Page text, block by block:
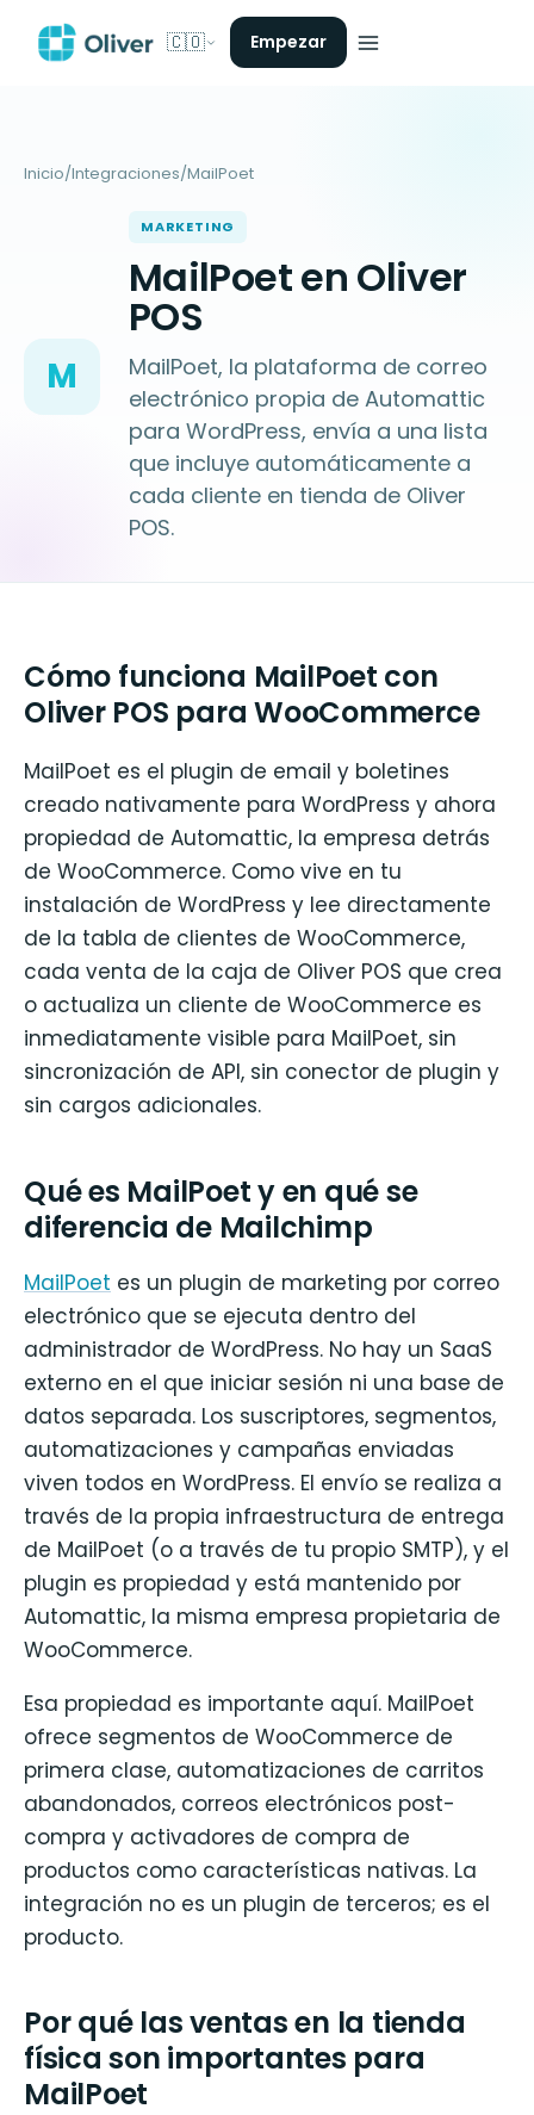
🇨🇴 Empezar
Inicio/Integraciones/MailPoet
M
MARKETING
MailPoet en Oliver
POS
MailPoet, la plataforma de correo
electrónico propia de Automattic
para WordPress, envía a una lista
que incluye automáticamente a
cada cliente en tienda de Oliver
POS.
Cómo funciona MailPoet con
Oliver POS para WooCommerce
MailPoet es el plugin de email y boletines
creado nativamente para WordPress y ahora
propiedad de Automattic, la empresa detrás
de WooCommerce. Como vive en tu
instalación de WordPress y lee directamente
de la tabla de clientes de WooCommerce,
cada venta de la caja de Oliver POS que crea
o actualiza un cliente de WooCommerce es
inmediatamente visible para MailPoet, sin
sincronización de API, sin conector de plugin y
sin cargos adicionales.
Qué es MailPoet y en qué se
diferencia de Mailchimp
MailPoet es un plugin de marketing por correo
electrónico que se ejecuta dentro del
administrador de WordPress. No hay un SaaS
externo en el que iniciar sesión ni una base de
datos separada. Los suscriptores, segmentos,
automatizaciones y campañas enviadas
viven todos en WordPress. El envío se realiza a
través de la propia infraestructura de entrega
de MailPoet (o a través de tu propio SMTP), y el
plugin es propiedad y está mantenido por
Automattic, la misma empresa propietaria de
WooCommerce.
Esa propiedad es importante aquí. MailPoet
ofrece segmentos de WooCommerce de
primera clase, automatizaciones de carritos
abandonados, correos electrónicos post-
compra y activadores de compra de
productos como características nativas. La
integración no es un plugin de terceros; es el
producto.
Por qué las ventas en la tienda
física son importantes para
MailPoet